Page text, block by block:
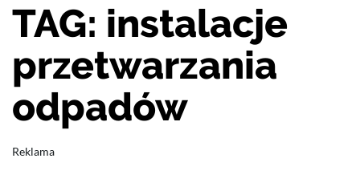
TAG: instalacje
przetwarzania
odpadów
Reklama